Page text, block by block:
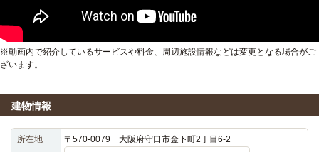
※動画内で紹介しているサービスや料金、周辺施設情報などは変更となる場合がご
ざいます。
建物情報
所在地 〒570-0079 大阪府守口市金下町2丁目6-2